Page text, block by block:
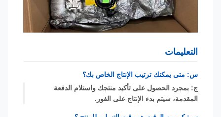
التعليمات
س: متى يمكنك ترتيب الإنتاج الخاص بك؟
ج: بمجرد الحصول على تأكيد منتجك واستلام الدفعة
المقدمة، سيتم بدء الإنتاج على الفور.